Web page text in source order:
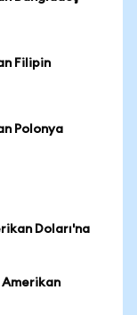
Filipin
Polonya
Doları'na
Amerikan